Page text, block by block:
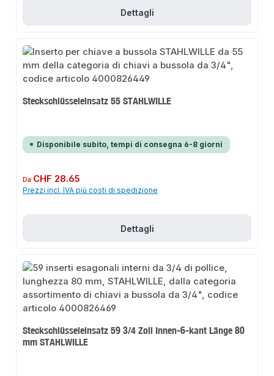
Dettagli
Steckschlüsseleinsatz 55 STAHLWILLE
Disponibile subito, tempi di consegna 6-8 giorni
Prezzo normale:
Da CHF 28.65
Prezzi incl. IVA più costi di spedizione
Dettagli
Steckschlüsseleinsatz 59 3/4 Zoll Innen-6-kant Länge 80
mm STAHLWILLE